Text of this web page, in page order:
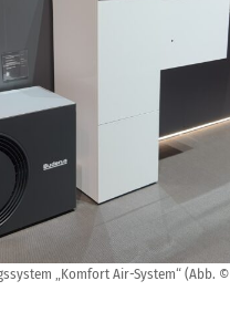
„Komfort Air-System“ (Abb. ©